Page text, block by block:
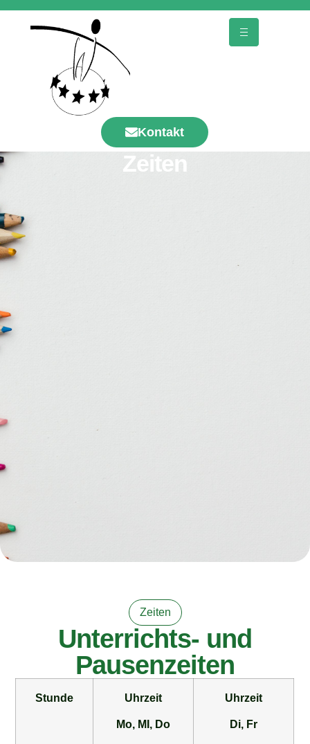
Kontakt
Zeiten
Zeiten
Unterrichts- und
Pausenzeiten
Stunde Uhrzeit
Mo, MI, Do
Uhrzeit
Di, Fr